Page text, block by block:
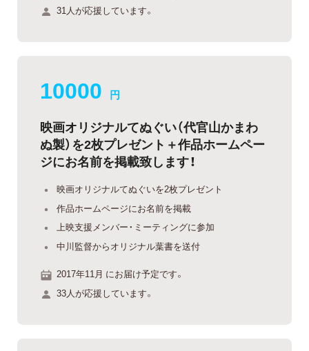
31人が応援しています。
10000 円
映画オリジナルてぬぐい（代官山かまわ
ぬ製）を2枚プレゼント＋作品ホームペー
ジにお名前を掲載致します！
映画オリジナルてぬぐいを2枚プレゼント
作品ホームページにお名前を掲載
上映支援メンバー・ミーティングに参加
中川監督からオリジナル葉書を送付
2017年11月 にお届け予定です。
33人が応援しています。